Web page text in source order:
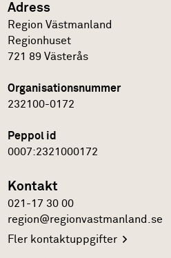
Adress
Region Västmanland
Regionhuset
721 89 Västerås
Organisationsnummer
232100-0172
Peppol id
0007:2321000172
Kontakt
021-17 30 00
region@regionvastmanland.se
Flerkontaktuppgifter